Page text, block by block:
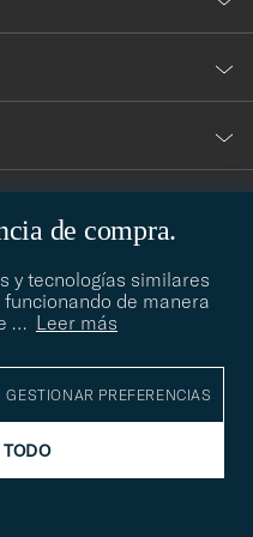
de compra.
y tecnologías similares
de manera
… Leer más
GESTIONAR PREFERENCIAS